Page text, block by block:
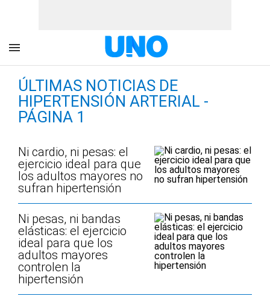
ÚLTIMAS NOTICIAS DE
HIPERTENSIÓN ARTERIAL -
PÁGINA 1
Ni cardio, ni pesas: el
ejercicio ideal para que
los adultos mayores no
sufran hipertensión
Ni pesas, ni bandas
elásticas: el ejercicio
ideal para que los
adultos mayores
controlen la
hipertensión